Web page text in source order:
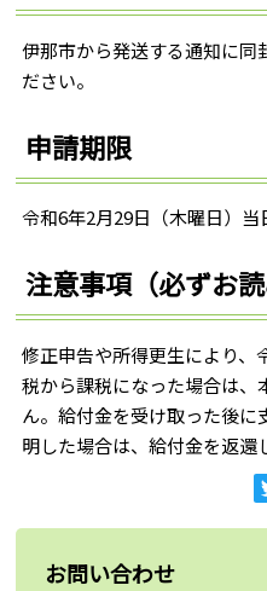
伊那市から発送する通知に同
ださい。
申請期限
令和6年2月29日（木曜日）当
注意事項（必ずお読
修正申告や所得更生により、
税から課税になった場合は、
ん。給付金を受け取った後
明した場合は、給付金を返還
お問い合わせ